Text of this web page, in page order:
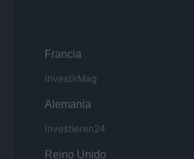
Francia
InvestirMag
Alemania
Investieren24
Reino Unido